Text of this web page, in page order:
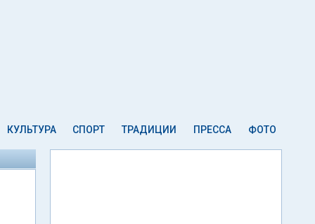
КУЛЬТУРА СПОРТ ТРАДИЦИИ ПРЕССА ФОТО